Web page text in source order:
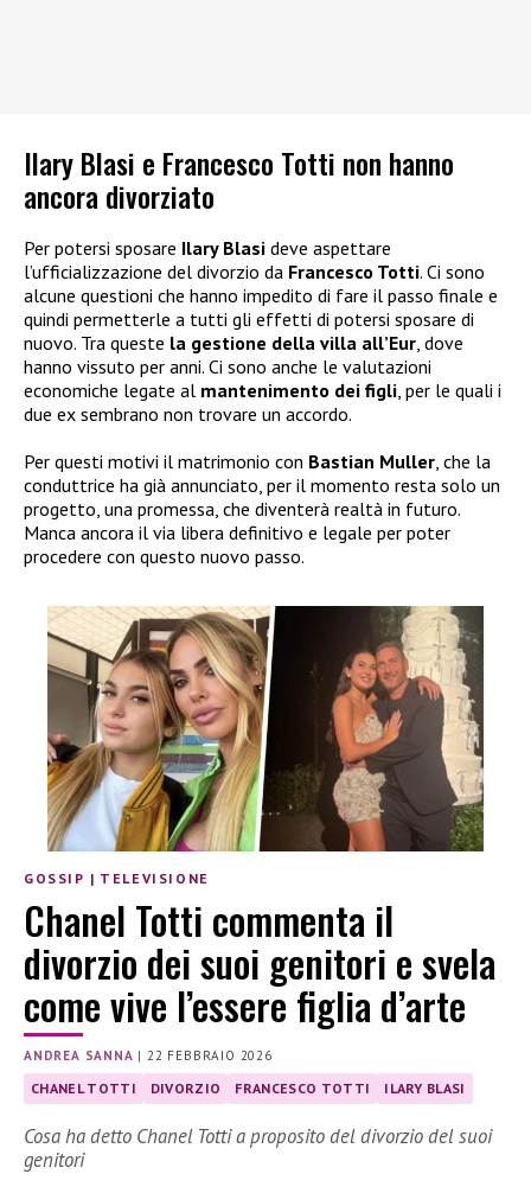
Ilary Blasi e Francesco Totti non hanno
ancora divorziato
Per potersi sposare Ilary Blasi deve aspettare
l’ufficializzazione del divorzio da Francesco Totti. Ci sono
alcune questioni che hanno impedito di fare il passo finale e
quindi permetterle a tutti gli effetti di potersi sposare di
nuovo. Tra queste la gestione della villa all’Eur , dove
hanno vissuto per anni. Ci sono anche le valutazioni
economiche legate al mantenimento dei figli , per le quali i
due ex sembrano non trovare un accordo.
Per questi motivi il matrimonio con Bastian Muller , che la
conduttrice ha già annunciato, per il momento resta solo un
progetto, una promessa, che diventerà realtà in futuro.
Manca ancora il via libera definitivo e legale per poter
procedere con questo nuovo passo.
GOSSIP | TELEVISIONE
Chanel Totti commenta il
divorzio dei suoi genitori e svela
come vive l’essere figlia d’arte
ANDREA SANNA |22 FEBBRAIO 2026
CHANEL TOTTI DIVORZIO FRANCESCO TOTTI ILARY BLASI
Cosa ha detto Chanel Totti a proposito del divorzio del suoi
genitori